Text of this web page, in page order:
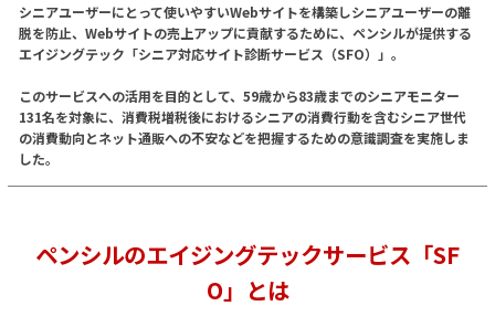
シニアユーザーにとって使いやすいWebサイトを構築しシニアユーザーの離
脱を防止、Webサイトの売上アップに貢献するために、ペンシルが提供する
エイジングテック「シニア対応サイト診断サービス（SFO）」。
このサービスへの活用を目的として、59歳から83歳までのシニアモニター
131名を対象に、消費税増税後におけるシニアの消費行動を含むシニア世代
の消費動向とネット通販への不安などを把握するための意識調査を実施しま
した。
ペンシルのエイジングテックサービス「SF
O」とは